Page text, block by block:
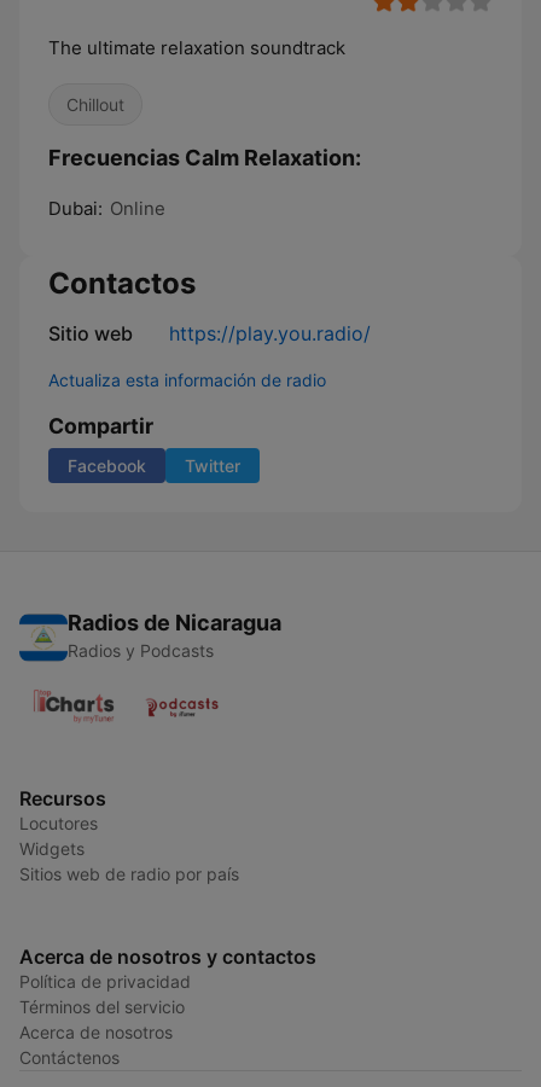
The ultimate relaxation soundtrack
Chillout
Frecuencias Calm Relaxation:
Dubai: Online
Contactos
Sitio web https://play.you.radio/
Actualiza esta información de radio
Compartir
Facebook Twitter
Radios de Nicaragua
Radios y Podcasts
Recursos
Locutores
Widgets
Sitios web de radio por país
Acerca de nosotros y contactos
Política de privacidad
Términos del servicio
Acerca de nosotros
Contáctenos